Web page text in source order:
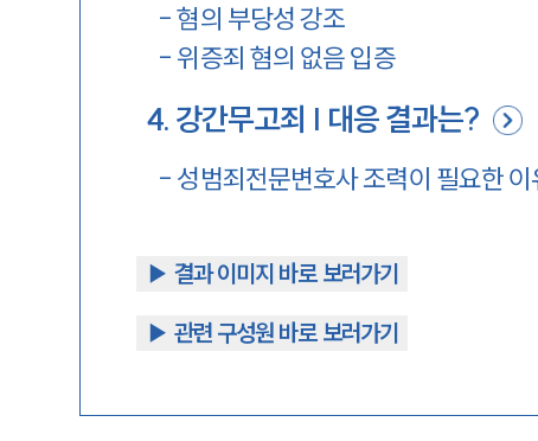
-혐의 부당성 강조
- 위증죄 혐의 없음 입증
4. 강간무고죄 | 대응 결과는?
- 성범죄전문변호사 조력이 필요한 이
▶︎ 결과 이미지 바로 보러가기
▶︎ 관련 구성원 바로 보러가기